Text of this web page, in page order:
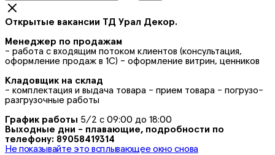
Открытые вакансии ТД Урал Декор.
Менеджер по продажам
- работа с входящим потоком клиентов (консультация,
оформление продаж в 1С) - оформление витрин, ценников
Кладовщик на склад
- комплектация и выдача товара - прием товара - погрузо-
разгрузочные работы
График работы 5/2 с 09:00 до 18:00
Выходные дни - плавающие, подробности по
телефону: 89058419314
Не показывайте это всплывающее окно снова